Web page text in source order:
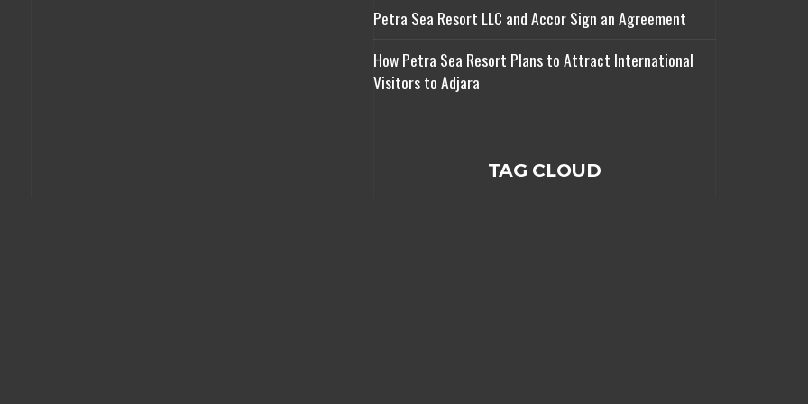
Petra Sea Resort LLC and Accor Sign an Agreement
How Petra Sea Resort Plans to Attract International
Visitors to Adjara
TAG CLOUD